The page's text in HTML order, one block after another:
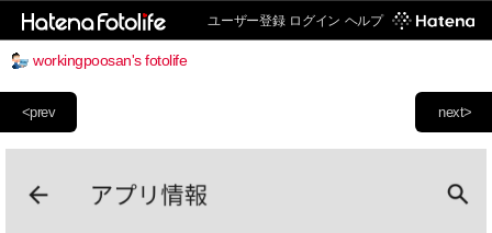
ユーザー登録 ログイン ヘルプ
workingpoosan's fotolife
next>
<prev